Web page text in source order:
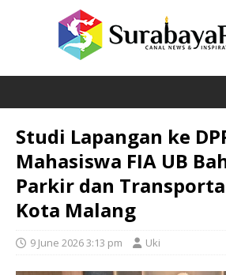
Studi Lapangan ke
Mahasiswa FIA UB
Parkir dan
Kota Malang
9 June 2026 3:13 pm Uki